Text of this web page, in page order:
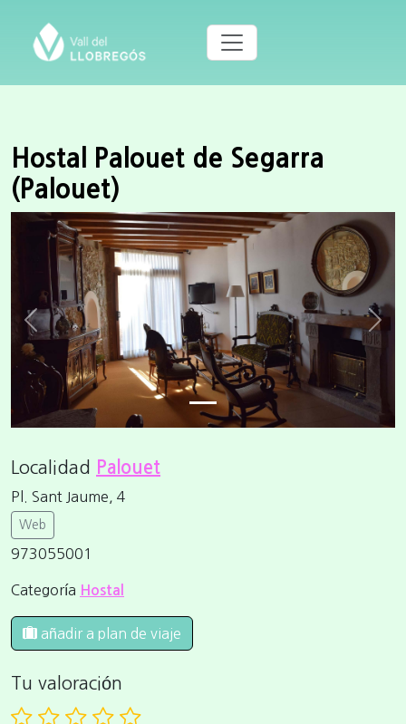
Hostal Palouet de Segarra
(Palouet)
Previous Next
Localidad Palouet
Pl. Sant Jaume, 4
Web
973055001
Categoría Hostal
añadir a plan de viaje
Tu valoración